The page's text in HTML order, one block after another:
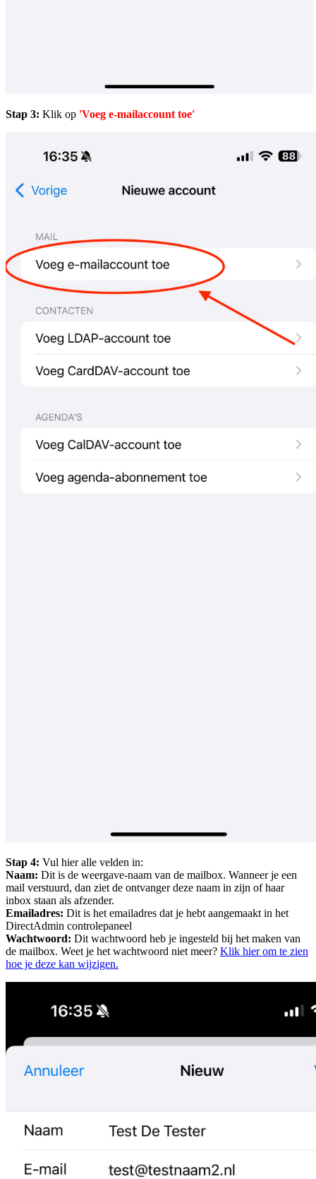
Stap 3: Klik op 'Voeg e-mailaccount toe'
Stap 4: Vul hier alle velden in:
Naam: Dit is de weergave-naam van de mailbox. Wanneer je een
mail verstuurd, dan ziet de ontvanger deze naam in zijn of haar
inbox staan als afzender.
Emailadres: Dit is het emailadres dat je hebt aangemaakt in het
DirectAdmin controlepaneel
Wachtwoord: Dit wachtwoord heb je ingesteld bij het maken van
de mailbox. Weet je het wachtwoord niet meer? Klik hier om te zien
hoe je deze kan wijzigen.